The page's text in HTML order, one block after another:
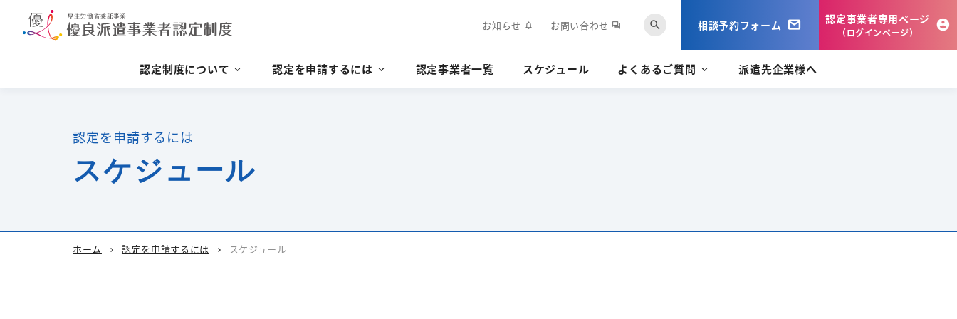
お知らせ notifications お問い合わせ forum search 相談予約フォーム 認定事業者専用ページ
（ログインページ）
認定制度について 認定を申請するには 認定事業者一覧 スケジュール よくあるご質問 派遣先企業様へ
認定を申請するには
スケジュール
ホーム chevron_right 認定を申請するには chevron_right スケジュール